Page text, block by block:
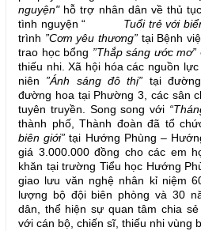
nguyện" hỗ trợ nhân dân về thủ
tình nguyện “ Tuổi trẻ với biển
trình ”Cơm yêu thương”tại Bệnh
trao học bổng ”Thắp sáng ước mơ”
thiếu nhi. Xã hội hóa các nguồn
niên ”Ánh sáng đô thị” tại
đường hoa tại Phường 3, các sân
tuyên truyền. Song song với
thành phố, Thành đoàn đã tổ
biên giới” tại Hướng Phùng –
giá 3.000.000 đồng cho các em
khăn tại trường Tiểu học Hướng
giao lưu văn nghệ nhân kỉ niệm
lượng bộ đội biên phòng và 30
dân, thể hiện sự quan tâm chia
với cán bộ, chiến sĩ, thiếu nhi vùng